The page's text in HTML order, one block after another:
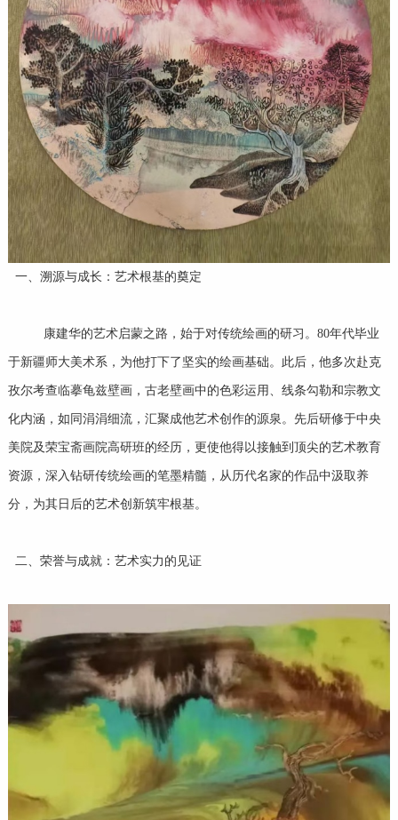
一、溯源与成长：艺术根基的奠定
康建华的艺术启蒙之路，始于对传统绘画的研习。80年代毕业
于新疆师大美术系，为他打下了坚实的绘画基础。此后，他多次赴克
孜尔考查临摹龟兹壁画，古老壁画中的色彩运用、线条勾勒和宗教文
化内涵，如同涓涓细流，汇聚成他艺术创作的源泉。先后研修于中央
美院及荣宝斋画院高研班的经历，更使他得以接触到顶尖的艺术教育
资源，深入钻研传统绘画的笔墨精髓，从历代名家的作品中汲取养
分，为其日后的艺术创新筑牢根基。
二、荣誉与成就：艺术实力的见证